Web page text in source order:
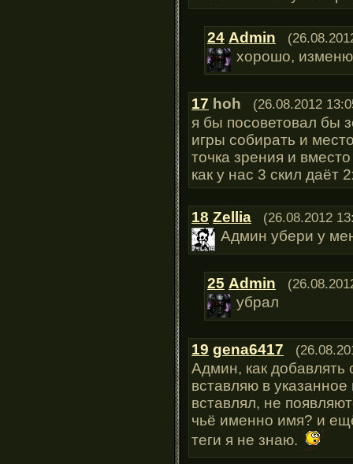
24 Admin
хорошо, изменю
17 hoh (26.08.2012
я бы посоветовал бы
игры собирать и
точка зрения и
как у нас 3 скил даёт
18 Zellia (26.08.2012
Админ убери у
25 Admin
убрал
19 gena6417
Админ, как добавлять
вставляю в
вставлял, не
чьё именно имя? и
теги я не знаю.